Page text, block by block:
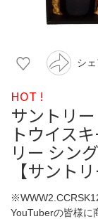
シ
HOT !
サントリ
トウイス
リー シン
【サント
YouTuberの皆様に